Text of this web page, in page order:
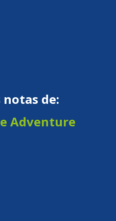
notas de:
Adventure